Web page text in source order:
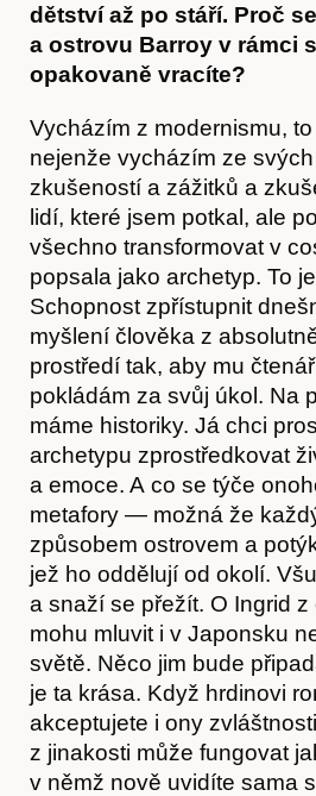
dětství až po stáří. Proč
a ostrovu Barroy v rámci
opakovaně vracíte?
Vycházím z modernismu,
nejenže vycházím ze
zkušeností a zážitků a
lidí, které jsem potkal, ale
všechno transformovat v
popsala jako archetyp. To
Schopnost zpřístupnit
myšlení člověka z
prostředí tak, aby mu
pokládám za svůj úkol. Na
máme historiky. Já chci
archetypu zprostředkovat
a emoce. A co se týče
metafory — možná že
způsobem ostrovem a
jež ho oddělují od okolí.
a snaží se přežít. O Ingrid
mohu mluvit i v Japonsku
světě. Něco jim bude
je ta krása. Když hrdinovi
akceptujete i ony
z jinakosti může fungovat
v němž nově uvidíte sama